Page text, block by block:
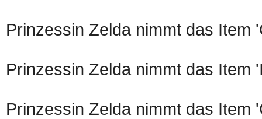
Prinzessin Zelda nimmt das Item
Prinzessin Zelda nimmt das Item
Prinzessin Zelda nimmt das Item